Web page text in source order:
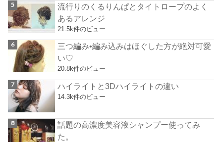
流行りのくるりんぱとタイトロープのよく
あるアレンジ
21.5k件のビュー
三つ編み•編み込みはほぐした方が絶対可愛
い♡
20.8k件のビュー
ハイライトと3Dハイライトの違い
14.3k件のビュー
話題の高濃度美容液シャンプー使ってみ
た。